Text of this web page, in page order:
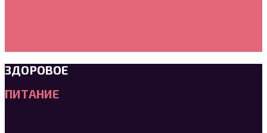
ЗДОРОВОЕ
ПИТАНИЕ